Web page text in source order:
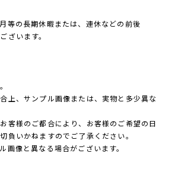
等の長期休暇または、連休などの前後
ざいます。
上、サンプル画像または、実物と多少異な
客様のご都合により、お客様のご希望の日
負いかねますのでご了承ください。
像と異なる場合がございます。